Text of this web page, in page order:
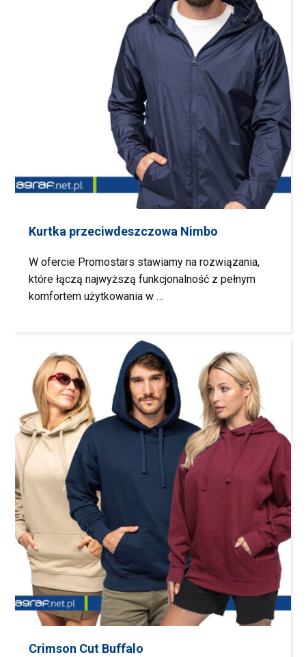
Kurtka przeciwdeszczowa Nimbo
W ofercie Promostars stawiamy na rozwiązania,
które łączą najwyższą funkcjonalność z pełnym
komfortem użytkowania w …
Crimson Cut Buffalo